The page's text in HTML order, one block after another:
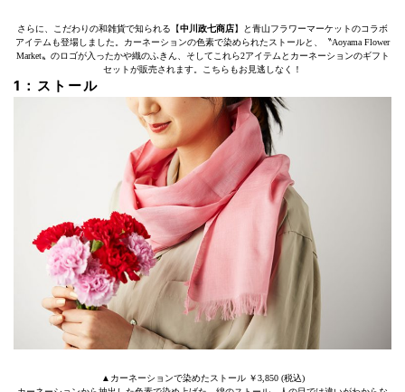
さらに、こだわりの和雑貨で知られる【中川政七商店】と青山フラワーマーケットのコラボ
アイテムも登場しました。カーネーションの色素で染められたストールと、〝Aoyama Flower
Market〟のロゴが入ったかや織のふきん、そしてこれら2アイテムとカーネーションのギフト
セットが販売されます。こちらもお見逃しなく！
1：ストール
▲カーネーションで染めたストール ￥3,850 (税込)